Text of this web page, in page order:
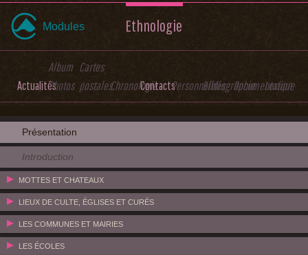
Modules Ethnologie
Actualités
Album
Photos
Cartes
postalesChronologieContactsPersonnalitésBibliographieDocumentation
Lexique
Présentation
Introduction
MOTTES ET CHATEAUX
LIEUX DE CULTE, ÉGLISES ET CURÉS
LES COMMUNES ET MAIRIES
LES ÉCOLES